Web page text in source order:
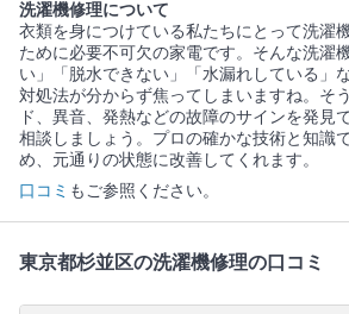
洗濯機修理について
衣類を身につけている私たちにとって洗濯
ために必要不可欠の家電です。そんな洗濯
い」「脱水できない」「水漏れしている」
対処法が分からず焦ってしまいますね。そ
ド、異音、発熱などの故障のサインを発見
相談しましょう。プロの確かな技術と知識
め、元通りの状態に改善してくれます。
口コミ もご参照ください。
東京都杉並区の洗濯機修理の口コミ